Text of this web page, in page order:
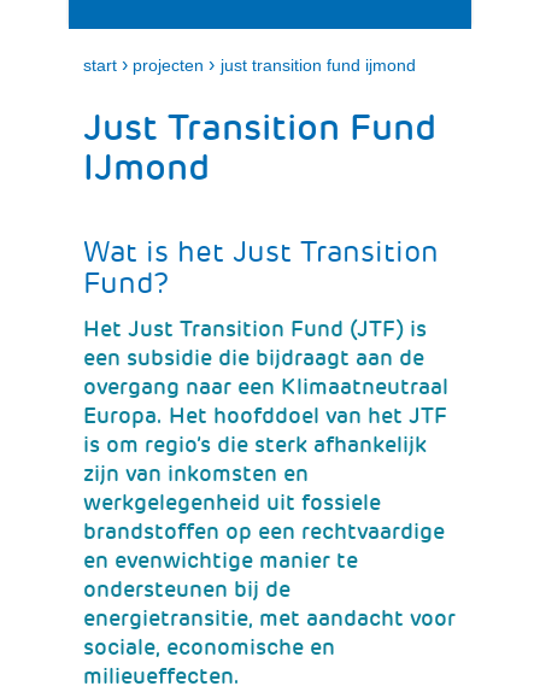
e
n
t
k
a
p
start › projecten › just transition fund ijmond
Just Transition Fund
IJmond
Wat is het Just Transition
Fund?
Het Just Transition Fund (JTF) is
een subsidie die bijdraagt aan de
overgang naar een Klimaatneutraal
Europa. Het hoofddoel van het JTF
is om regio’s die sterk afhankelijk
zijn van inkomsten en
werkgelegenheid uit fossiele
brandstoffen op een rechtvaardige
en evenwichtige manier te
ondersteunen bij de
energietransitie, met aandacht voor
sociale, economische en
milieueffecten.